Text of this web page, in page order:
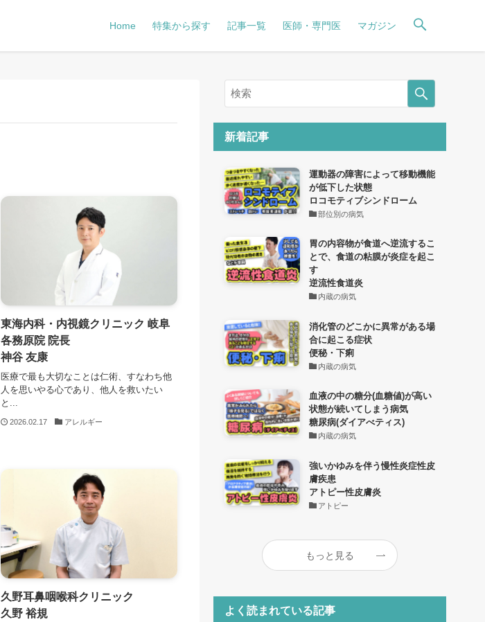
Home 特集から探す 記事一覧 医師・専門医 マガジン
東海内科・内視鏡クリニック 岐阜
各務原院 院長
神谷 友康
医療で最も大切なことは仁術、すなわち他
人を思いやる心であり、他人を救いたい
と...
2026.02.17 アレルギー
久野耳鼻咽喉科クリニック
久野 裕規
新着記事
運動器の障害によって移動機能
が低下した状態
ロコモティブシンドローム
部位別の病気
胃の内容物が食道へ逆流するこ
とで、食道の粘膜が炎症を起こ
す
逆流性食道炎
内蔵の病気
消化管のどこかに異常がある場
合に起こる症状
便秘・下痢
内蔵の病気
血液の中の糖分(血糖値)が高い
状態が続いてしまう病気
糖尿病(ダイアべティス)
内蔵の病気
強いかゆみを伴う慢性炎症性皮
膚疾患
アトピー性皮膚炎
アトピー
もっと見る
よく読まれている記事